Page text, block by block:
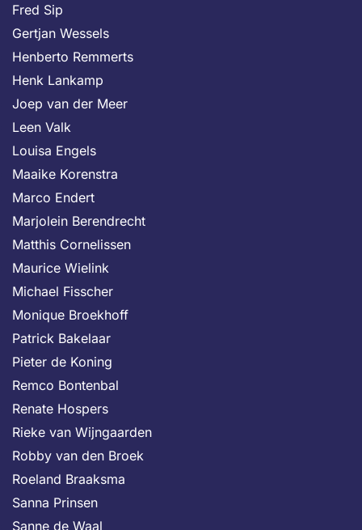
Fred Sip
Gertjan Wessels
Henberto Remmerts
Henk Lankamp
Joep van der Meer
Leen Valk
Louisa Engels
Maaike Korenstra
Marco Endert
Marjolein Berendrecht
Matthis Cornelissen
Maurice Wielink
Michael Fisscher
Monique Broekhoff
Patrick Bakelaar
Pieter de Koning
Remco Bontenbal
Renate Hospers
Rieke van Wijngaarden
Robby van den Broek
Roeland Braaksma
Sanna Prinsen
Sanne de Waal